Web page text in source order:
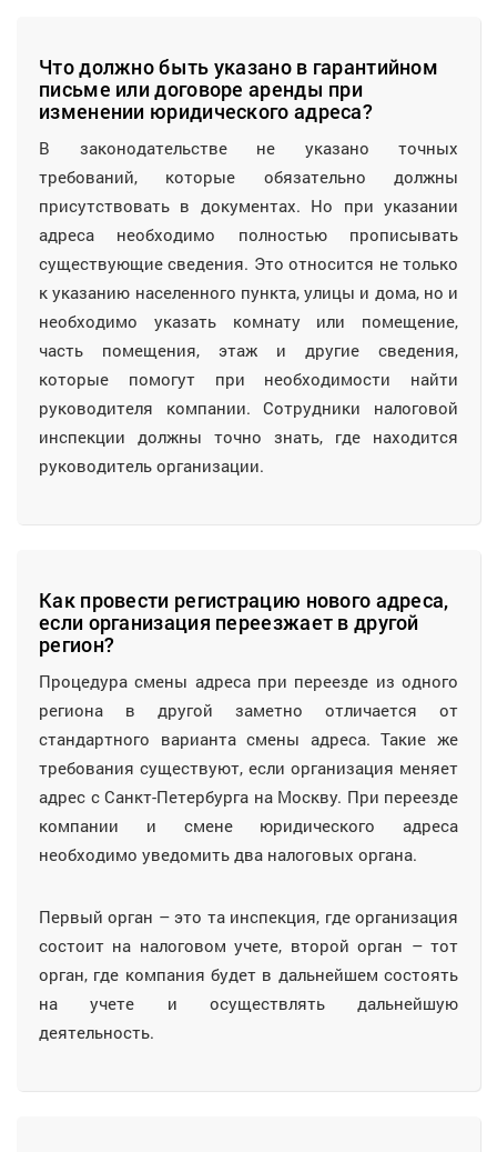
Что должно быть указано в гарантийном
письме или договоре аренды при
изменении юридического адреса?
В законодательстве не указано точных
требований, которые обязательно должны
присутствовать в документах. Но при указании
адреса необходимо полностью прописывать
существующие сведения. Это относится не только
к указанию населенного пункта, улицы и дома, но и
необходимо указать комнату или помещение,
часть помещения, этаж и другие сведения,
которые помогут при необходимости найти
руководителя компании. Сотрудники налоговой
инспекции должны точно знать, где находится
руководитель организации.
Как провести регистрацию нового адреса,
если организация переезжает в другой
регион?
Процедура смены адреса при переезде из одного
региона в другой заметно отличается от
стандартного варианта смены адреса. Такие же
требования существуют, если организация меняет
адрес с Санкт-Петербурга на Москву. При переезде
компании и смене юридического адреса
необходимо уведомить два налоговых органа.
Первый орган – это та инспекция, где организация
состоит на налоговом учете, второй орган – тот
орган, где компания будет в дальнейшем состоять
на учете и осуществлять дальнейшую
деятельность.